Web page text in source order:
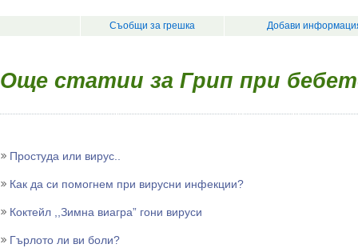
Съобщи за грешка Добави
Още статии за Грип при
Простуда или вирус..
Как да си помогнем при вирусни инфекции?
Коктейл ,,Зимна виагрa” гони вируси
Гърлото ли ви боли?